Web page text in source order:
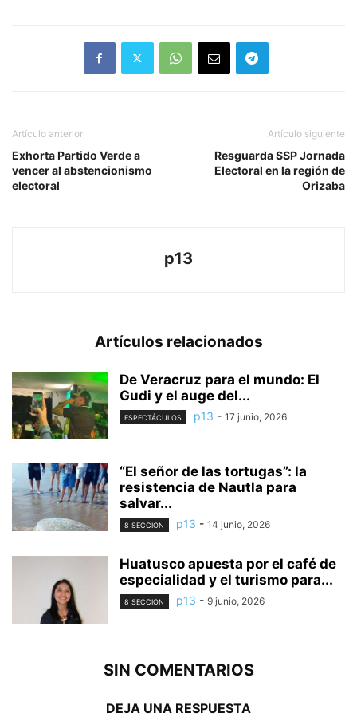
Artículo anterior
Exhorta Partido Verde a
vencer al abstencionismo
electoral
Artículo siguiente
Resguarda SSP Jornada
Electoral en la región de
Orizaba
p13
Artículos relacionados
De Veracruz para el mundo: El
Gudi y el auge del...
ESPECTÁCULOS p13 - 17 junio, 2026
“El señor de las tortugas”: la
resistencia de Nautla para
salvar...
8 SECCION p13 - 14 junio, 2026
Huatusco apuesta por el café de
especialidad y el turismo para...
8 SECCION p13 - 9 junio, 2026
SIN COMENTARIOS
DEJA UNA RESPUESTA